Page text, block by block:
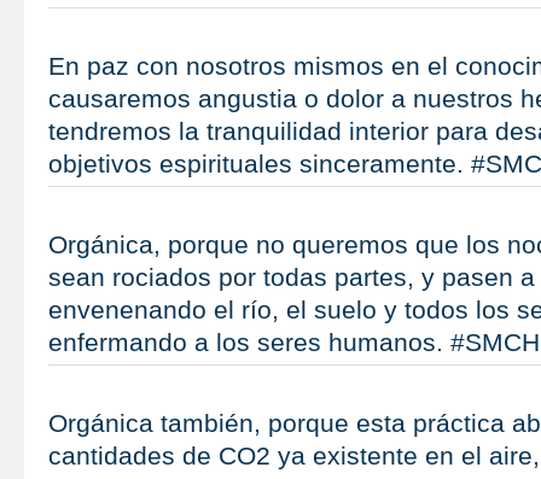
En paz con nosotros mismos en el
causaremos angustia o dolor a nuestros
tendremos la tranquilidad interior para
objetivos espirituales sinceramente.
Orgánica, porque no queremos que los
sean rociados por todas partes, y pasen
envenenando el río, el suelo y todos los
enfermando a los seres humanos. #SMCH
Orgánica también, porque esta práctica
cantidades de CO2 ya existente en el